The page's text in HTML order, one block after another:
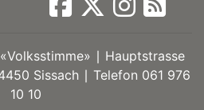
∣ Hauptstrasse
Sissach ∣ Telefon 061 976
10 10